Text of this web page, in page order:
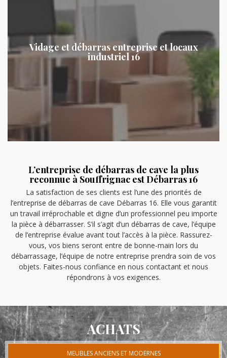
Vidage et débarras entreprise et locaux
industriel 16
L’entreprise de débarras de cave la plus
reconnue à Souffrignac est Débarras 16
La satisfaction de ses clients est l’une des priorités de
l’entreprise de débarras de cave Débarras 16. Elle vous garantit
un travail irréprochable et digne d’un professionnel peu importe
la pièce à débarrasser. S’il s’agit d’un débarras de cave, l’équipe
de l’entreprise évalue avant tout l’accès à la pièce. Rassurez-
vous, vos biens seront entre de bonne-main lors du
débarrassage, l’équipe de notre entreprise prendra soin de vos
objets. Faites-nous confiance en nous contactant et nous
répondrons à vos exigences.
ACHATS
MEUBLES ANCIENS ET MODERNES